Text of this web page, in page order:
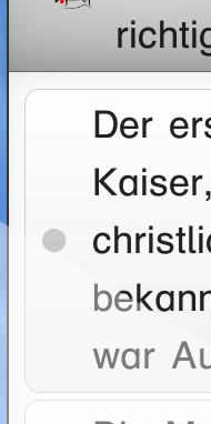
Der
war